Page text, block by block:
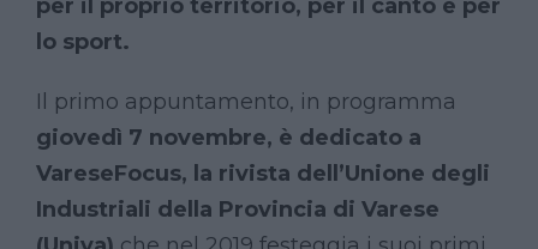
per il proprio territorio, per il canto e per
lo sport.
Il primo appuntamento, in programma
giovedì 7 novembre, è dedicato a
VareseFocus, la rivista dell’Unione degli
Industriali della Provincia di Varese